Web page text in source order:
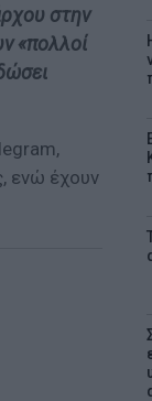
στην
«πολλοί
ενώ έχουν